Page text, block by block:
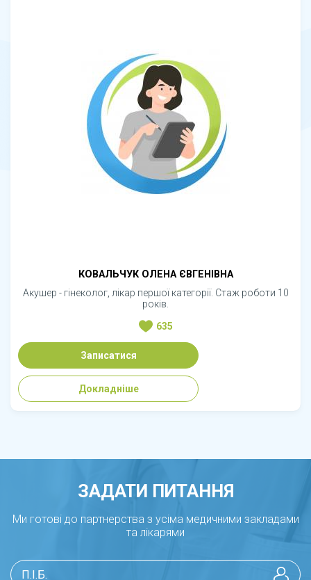
КОВАЛЬЧУК ОЛЕНА ЄВГЕНІВНА
Акушер - гінеколог, лікар першої категорії. Стаж роботи 10
років.
635
Записатися
Докладніше
ЗАДАТИ ПИТАННЯ
Ми готові до партнерства з усіма медичними закладами
та лікарями